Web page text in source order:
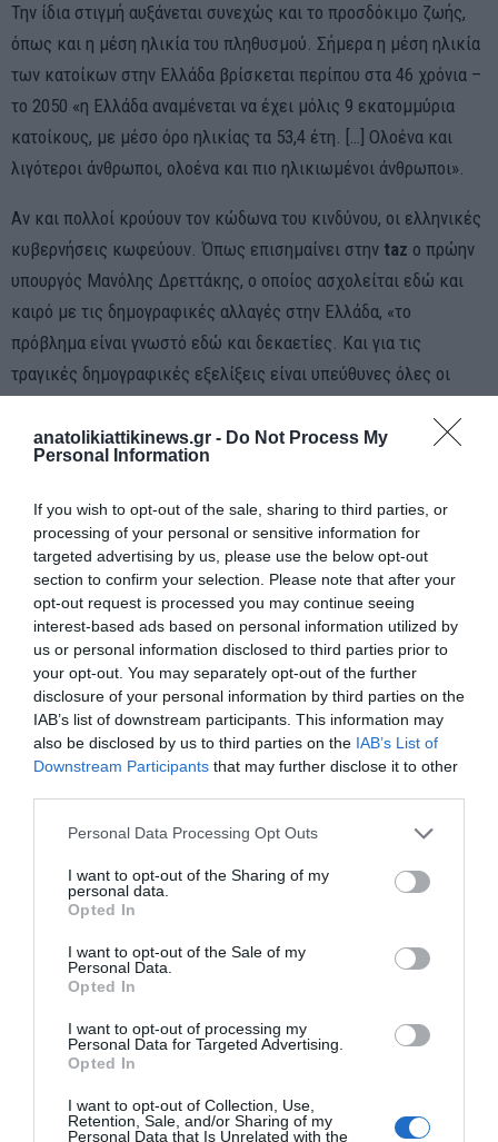
anatolikiattikinews.gr - Do Not Process My
Personal Information
If you wish to opt-out of the sale, sharing to third parties, or
processing of your personal or sensitive information for
targeted advertising by us, please use the below opt-out
section to confirm your selection. Please note that after your
opt-out request is processed you may continue seeing
interest-based ads based on personal information utilized by
us or personal information disclosed to third parties prior to
your opt-out. You may separately opt-out of the further
disclosure of your personal information by third parties on the
IAB’s list of downstream participants. This information may
also be disclosed by us to third parties on the IAB’s List of
Downstream Participants that may further disclose it to other
Personal Data Processing Opt Outs
I want to opt-out of the Sharing of my
personal data.
Opted In
I want to opt-out of the Sale of my
Personal Data.
Opted In
I want to opt-out of processing my
Personal Data for Targeted Advertising.
Opted In
I want to opt-out of Collection, Use,
Retention, Sale, and/or Sharing of my
Personal Data that Is Unrelated with the
Την ίδια στιγμή αυξάνεται συνεχώς και το προσδόκιμο ζωής,
όπως και η μέση ηλικία του πληθυσμού. Σήμερα η μέση ηλικία
των κατοίκων στην Ελλάδα βρίσκεται περίπου στα 46 χρόνια –
το 2050 «η Ελλάδα αναμένεται να έχει μόλις 9 εκατομμύρια
κατοίκους, με μέσο όρο ηλικίας τα 53,4 έτη. […] Ολοένα και
λιγότεροι άνθρωποι, ολοένα και πιο ηλικιωμένοι άνθρωποι».
Αν και πολλοί κρούουν τον κώδωνα του κινδύνου, οι ελληνικές
κυβερνήσεις κωφεύουν. Όπως επισημαίνει στην taz ο πρώην
υπουργός Μανόλης Δρεττάκης, ο οποίος ασχολείται εδώ και
καιρό με τις δημογραφικές αλλαγές στην Ελλάδα, «το
πρόβλημα είναι γνωστό εδώ και δεκαετίες. Και για τις
τραγικές δημογραφικές εξελίξεις είναι υπεύθυνες όλες οι
απαιτούμενα δραστικά και αποτελεσματικά μέτρα».
Η ισπανική βουλή ενέκρινε το νομοσχέδιο για την αμνήστευση
των Καταλανών αυτονομιστών που διώκονται για την απόπειρα
απόσχισης της Καταλονίας το 2017 – πρόκειται για την
υλοποίηση μίας υπόσχεσης του πρωθυπουργού Σάντσεθ προς
το καταλανικό Junts και τον Κάρλες Πουτζντεμόν. Σε
αντάλλαγμα οι τελευταίοι στήριξαν τον Σάντσεθ, επιτρέποντάς
του να σχηματίσει κυβέρνηση.
νομοσχεδίου αμνηστίαςΕικόνα: JAVIER SORIANO/AFP